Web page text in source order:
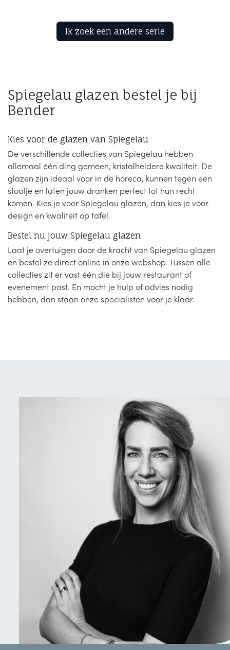
Ik zoek een andere ​​serie
Spiegelau glazen bestel je bij
Bender
Kies voor de glazen van Spiegelau
De verschillende collecties van Spiegelau hebben
allemaal één ding gemeen; kristalheldere kwaliteit. De
glazen zijn ideaal voor in de horeca, kunnen tegen een
stootje en laten jouw dranken perfect tot hun recht
komen. Kies je voor Spiegelau glazen, dan kies je voor
design en kwaliteit op tafel.
Bestel nu jouw Spiegelau glazen
Laat je overtuigen door de kracht van Spiegelau glazen
en bestel ze direct online in onze webshop. Tussen alle
collecties zit er vast één die bij jouw restaurant of
evenement past. En mocht je hulp of advies nodig
hebben, dan staan onze specialisten voor je klaar.